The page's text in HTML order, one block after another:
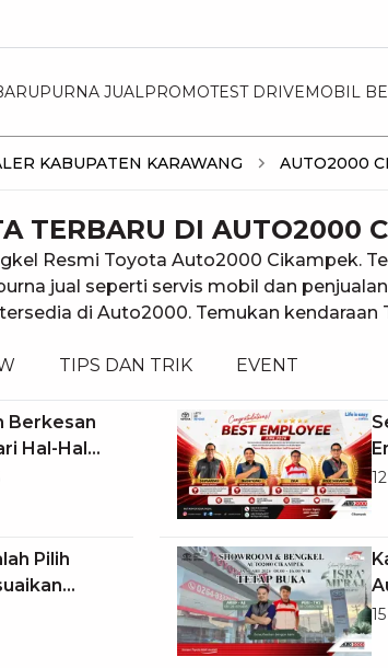
PURNA JUAL PROMOTEST DRIVEMOBIL
KABUPATEN KARAWANG AUTO2000
TERBARU DI AUTO2000
Resmi Toyota Auto2000 Cikampek.
jual seperti servis mobil dan
di Auto2000. Temukan
TIPS DAN TRIK EVENT
Berkesan
Hal-Hal
Pilih